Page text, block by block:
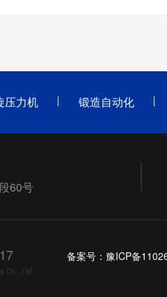
压力机 锻造自动化
60号
Co., Ltd
备案号： 豫ICP备